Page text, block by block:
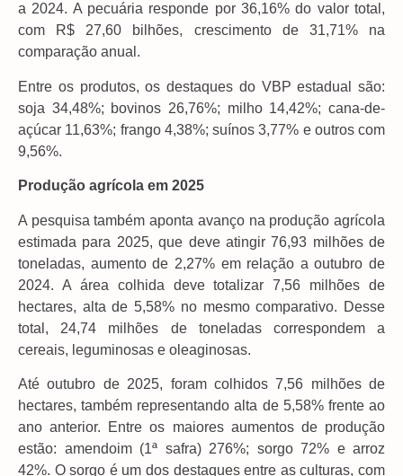
a 2024. A pecuária responde por 36,16% do valor total,
com R$ 27,60 bilhões, crescimento de 31,71% na
comparação anual.
Entre os produtos, os destaques do VBP estadual são:
soja 34,48%; bovinos 26,76%; milho 14,42%; cana-de-
açúcar 11,63%; frango 4,38%; suínos 3,77% e outros com
9,56%.
Produção agrícola em 2025
A pesquisa também aponta avanço na produção agrícola
estimada para 2025, que deve atingir 76,93 milhões de
toneladas, aumento de 2,27% em relação a outubro de
2024. A área colhida deve totalizar 7,56 milhões de
hectares, alta de 5,58% no mesmo comparativo. Desse
total, 24,74 milhões de toneladas correspondem a
cereais, leguminosas e oleaginosas.
Até outubro de 2025, foram colhidos 7,56 milhões de
hectares, também representando alta de 5,58% frente ao
ano anterior. Entre os maiores aumentos de produção
estão: amendoim (1ª safra) 276%; sorgo 72% e arroz
42%. O sorgo é um dos destaques entre as culturas, com